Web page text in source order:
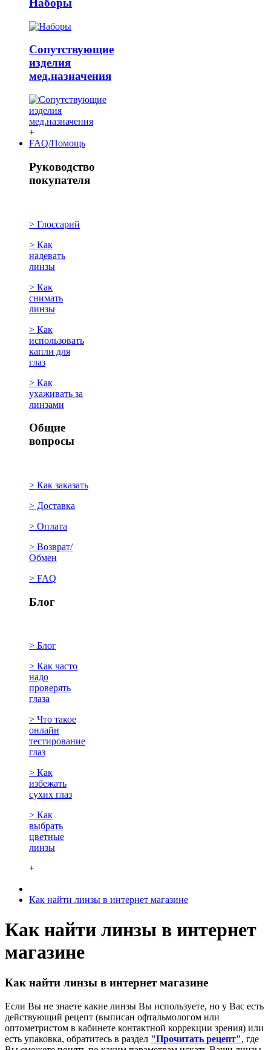
Наборы
Сопутствующие
изделия
мед.назначения
+
FAQ/Помощь
Руководство
покупателя
> Глоссарий
> Как
надевать
линзы
> Как
снимать
линзы
> Как
использовать
капли для
глаз
> Как
ухаживать за
линзами
Общие
вопросы
> Как заказать
> Доставка
> Оплата
> Возврат/
Обмен
> FAQ
Блог
> Блог
> Как часто
надо
проверять
глаза
> Что такое
онлайн
тестирование
глаз
> Как
избежать
сухих глаз
> Как
выбрать
цветные
линзы
+
Как найти линзы в интернет магазине
Как найти линзы в интернет
магазине
Как найти линзы в интернет магазине
Если Вы не знаете какие линзы Вы используете, но у Вас есть
действующий рецепт (выписан офтальмологом или
оптометристом в кабинете контактной коррекции зрения) или
есть упаковка, обратитесь в раздел "Прочитать рецепт", где